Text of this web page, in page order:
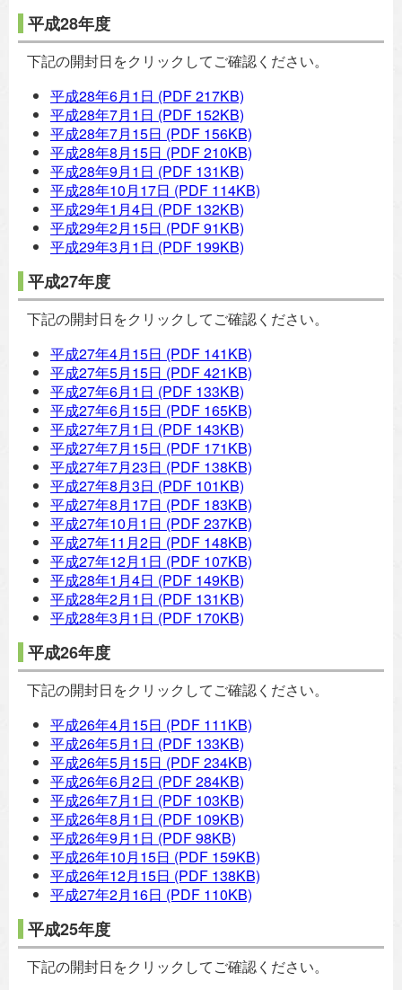
平成28年度
下記の開封日をクリックしてご確認ください。
平成28年6月1日 (PDF 217KB)
平成28年7月1日 (PDF 152KB)
平成28年7月15日 (PDF 156KB)
平成28年8月15日 (PDF 210KB)
平成28年9月1日 (PDF 131KB)
平成28年10月17日 (PDF 114KB)
平成29年1月4日 (PDF 132KB)
平成29年2月15日 (PDF 91KB)
平成29年3月1日 (PDF 199KB)
平成27年度
下記の開封日をクリックしてご確認ください。
平成27年4月15日 (PDF 141KB)
平成27年5月15日 (PDF 421KB)
平成27年6月1日 (PDF 133KB)
平成27年6月15日 (PDF 165KB)
平成27年7月1日 (PDF 143KB)
平成27年7月15日 (PDF 171KB)
平成27年7月23日 (PDF 138KB)
平成27年8月3日 (PDF 101KB)
平成27年8月17日 (PDF 183KB)
平成27年10月1日 (PDF 237KB)
平成27年11月2日 (PDF 148KB)
平成27年12月1日 (PDF 107KB)
平成28年1月4日 (PDF 149KB)
平成28年2月1日 (PDF 131KB)
平成28年3月1日 (PDF 170KB)
平成26年度
下記の開封日をクリックしてご確認ください。
平成26年4月15日 (PDF 111KB)
平成26年5月1日 (PDF 133KB)
平成26年5月15日 (PDF 234KB)
平成26年6月2日 (PDF 284KB)
平成26年7月1日 (PDF 103KB)
平成26年8月1日 (PDF 109KB)
平成26年9月1日 (PDF 98KB)
平成26年10月15日 (PDF 159KB)
平成26年12月15日 (PDF 138KB)
平成27年2月16日 (PDF 110KB)
平成25年度
下記の開封日をクリックしてご確認ください。